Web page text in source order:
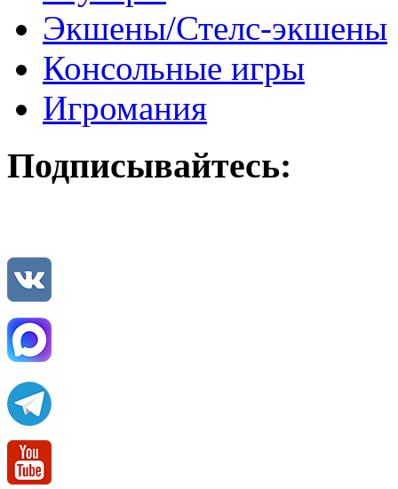
Экшены/Стелс-экшены
Консольные игры
Игромания
Подписывайтесь: